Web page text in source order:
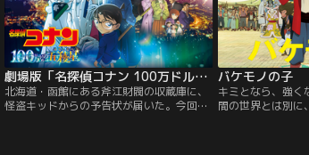
劇場版「名探偵コナン 100万ドルの五稜星（みちしるべ）」
北海道・函館にある斧江財閥の収蔵庫に、
怪盗キッドからの予告状が届いた。今回キ
バケモノの子
キミとなら、強く
間の世界とは別に